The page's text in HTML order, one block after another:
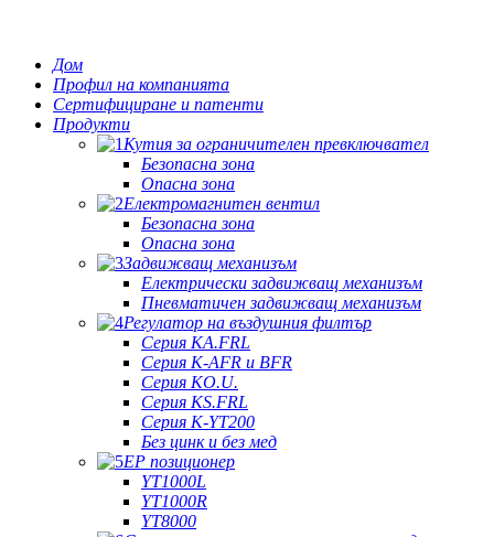
Дом
Профил на компанията
Сертифициране и патенти
Продукти
Кутия за ограничителен превключвател
Безопасна зона
Опасна зона
Електромагнитен вентил
Безопасна зона
Опасна зона
Задвижващ механизъм
Електрически задвижващ механизъм
Пневматичен задвижващ механизъм
Регулатор на въздушния филтър
Серия KA.FRL
Серия K-AFR и BFR
Серия KO.U.
Серия KS.FRL
Серия K-YT200
Без цинк и без мед
EP позиционер
YT1000L
YT1000R
YT8000